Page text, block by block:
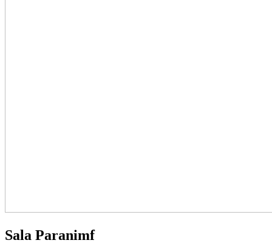
Sala Paranimf